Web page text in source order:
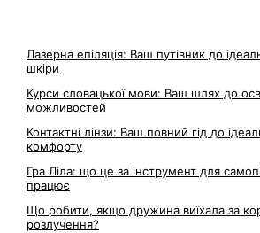
Лазерна епіляція: Ваш путівник до
шкіри
Курси словацької мови: Ваш шлях до
можливостей
Контактні лінзи: Ваш повний гід до
комфорту
Гра Ліла: що це за інструмент для
працює
Що робити, якщо дружина виїхала за
розлучення?